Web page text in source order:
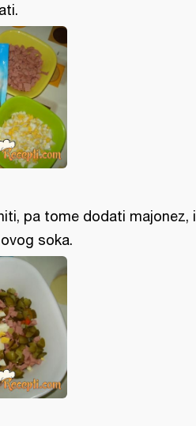
pa tome dodati majonez, i
soka.